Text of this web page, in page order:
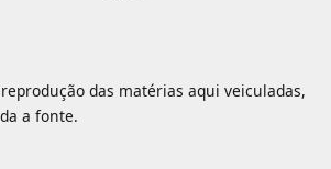
das matérias aqui veiculadas,
a fonte.